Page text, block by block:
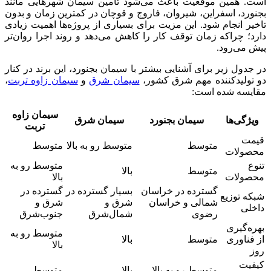
بجنورد، اسفراین، شیروان، فاروج و قوچان در کمترین زمان و بدون
تاخیر انجام شود. این مزیت برای بسیاری از پروژه‌ها اهمیت زیادی
دارد؛ چراکه زمان توقف کار را کاهش می‌دهد و روند اجرا روان‌تر
پیش می‌رود.
در جدول زیر برای آشنایی بیشتر با سیمان بجنورد، این برند در کنار
دو تولیدکننده مهم شرق کشور،سیمان شرقوسیمان زاوه تربت،
مقایسه شده است:
ویژگی‌ها سیمان بجنورد سیمان شرق
سیمان زاوه
تربت
قیمت
محصولات
متوسط متوسط رو به بالا متوسط
تنوع
محصولات
متوسط بالا
متوسط رو به
بالا
شبکه توزیع
داخلی
گسترده در خراسان
شمالی و خراسان
رضوی
بسیار گسترده در
شرق و
شمال‌شرق
گسترده در
شرق و
جنوب‌شرق
بهره‌گیری
از فناوری
روز
متوسط بالا
متوسط رو به
بالا
کیفیت